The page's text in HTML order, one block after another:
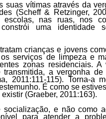
suas vítimas através da
(Scheff & Retzinger,
escolas, nas ruas, nos
uma identidade
crianças e jovens
serviços de limpeza e
zonas residenciais. A
a vergonha
2011:111-115). Torna-a
É como se
existir (Graeber, 2011:163).
socialização, e não como
para atender a